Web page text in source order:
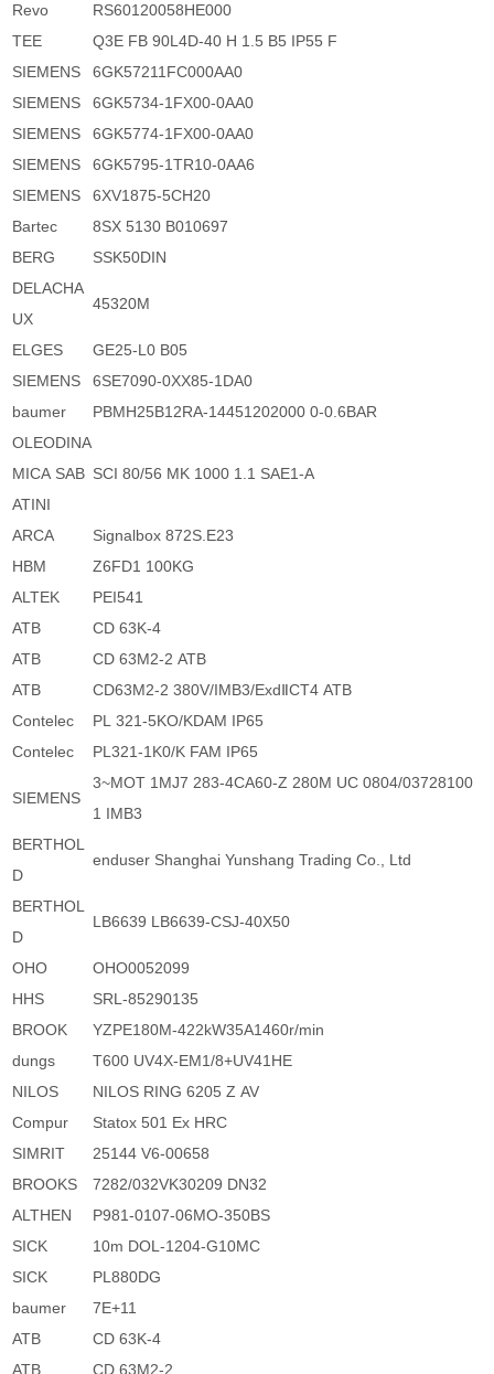
Revo
RS60120058HE000
TEE
Q3E FB 90L4D-40 H 1.5 B5 IP55 F
SIEMENS
6GK57211FC000AA0
SIEMENS
6GK5734-1FX00-0AA0
SIEMENS
6GK5774-1FX00-0AA0
SIEMENS
6GK5795-1TR10-0AA6
SIEMENS
6XV1875-5CH20
Bartec
8SX 5130 B010697
BERG
SSK50DIN
DELACHA
UX
45320M
ELGES
GE25-L0 B05
SIEMENS
6SE7090-0XX85-1DA0
baumer
PBMH25B12RA-14451202000 0-0.6BAR
OLEODINA
MICA SAB
ATINI
SCI 80/56 MK 1000 1.1 SAE1-A
ARCA
Signalbox 872S.E23
HBM
Z6FD1 100KG
ALTEK
PEI541
ATB
CD 63K-4
ATB
CD 63M2-2 ATB
ATB
CD63M2-2 380V/IMB3/ExdⅡCT4 ATB
Contelec
PL 321-5KO/KDAM IP65
Contelec
PL321-1K0/K FAM IP65
SIEMENS
3~MOT 1MJ7 283-4CA60-Z 280M UC 0804/03728100
1 IMB3
BERTHOL
D
enduser Shanghai Yunshang Trading Co., Ltd
BERTHOL
D
LB6639 LB6639-CSJ-40X50
OHO
OHO0052099
HHS
SRL-85290135
BROOK
YZPE180M-422kW35A1460r/min
dungs
T600 UV4X-EM1/8+UV41HE
NILOS
NILOS RING 6205 Z AV
Compur
Statox 501 Ex HRC
SIMRIT
25144 V6-00658
BROOKS
7282/032VK30209 DN32
ALTHEN
P981-0107-06MO-350BS
SICK
10m DOL-1204-G10MC
SICK
PL880DG
baumer
7E+11
ATB
CD 63K-4
ATB
CD 63M2-2